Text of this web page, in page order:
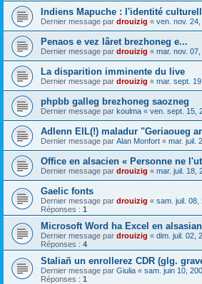
Indiens Mapuche : l'identité
Dernier message par drouizig « ven. nov.
Penaos e vez lâret brezhoneg e...
Dernier message par drouizig « mar. nov.
La disparition imminente du live
Dernier message par drouizig « mar. sept.
phpbb galleg brezhoneg saozneg
Dernier message par koulma « ven. sept. 15,
Adlenn EIL(!) maladur "Geriaoueg
Dernier message par Alan Monfort « mar. juil.
Office en alsacien « Personne ne
Dernier message par drouizig « mar. juil. 18,
Gaelic fonts
Dernier message par drouizig « sam. juil. 08,
Réponses : 1
Microsoft Word ha Excel en
Dernier message par drouizig « dim. juil. 02,
Réponses : 4
Staliañ un enrollerez CDR (glg.
Dernier message par Giulia « sam. juin 10,
Réponses : 1